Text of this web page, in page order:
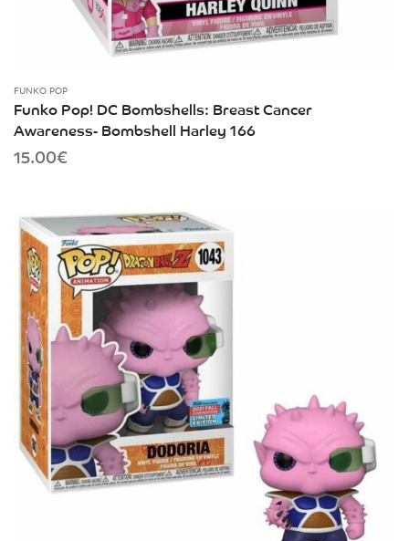
FUNKO POP
Funko Pop! DC Bombshells: Breast Cancer
Awareness- Bombshell Harley 166
15.00€